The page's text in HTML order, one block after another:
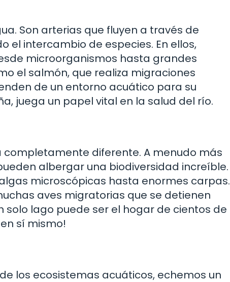
Son arterias que fluyen a través de
el intercambio de especies. En ellos,
microorganismos hasta grandes
el salmón, que realiza migraciones
de un entorno acuático para su
juega un papel vital en la salud del río.
completamente diferente. A menudo más
albergar una biodiversidad increíble.
microscópicas hasta enormes carpas.
aves migratorias que se detienen
lago puede ser el hogar de cientos de
sí mismo!
los ecosistemas acuáticos, echemos un